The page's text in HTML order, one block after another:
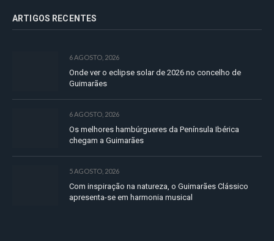
ARTIGOS RECENTES
6 AGOSTO, 2026
Onde ver o eclipse solar de 2026 no concelho de
Guimarães
6 AGOSTO, 2026
Os melhores hambúrgueres da Península Ibérica
chegam a Guimarães
5 AGOSTO, 2026
Com inspiração na natureza, o Guimarães Clássico
apresenta-se em harmonia musical